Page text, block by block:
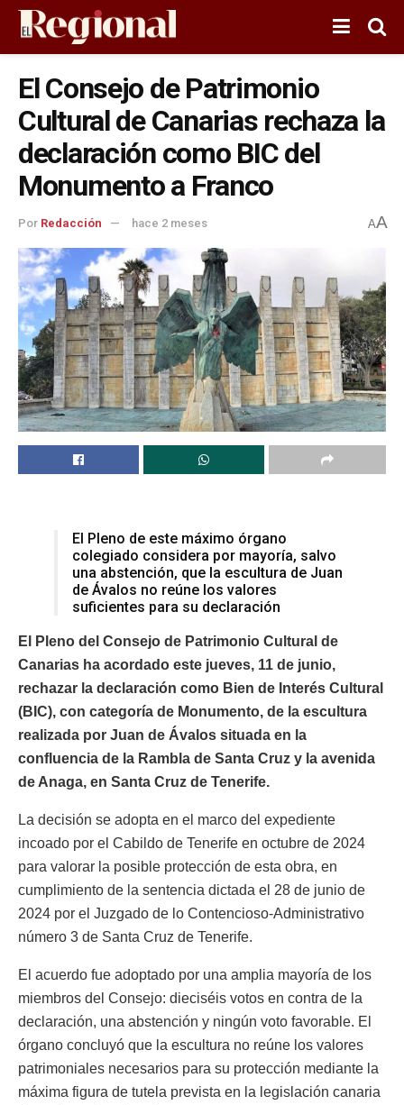
El Consejo de Patrimonio
Cultural de Canarias rechaza la
declaración como BIC del
Monumento a Franco
Por Redacción hace 2 meses AA
El Pleno de este máximo órgano
colegiado considera por mayoría, salvo
una abstención, que la escultura de Juan
de Ávalos no reúne los valores
suficientes para su declaración
El Pleno del Consejo de Patrimonio Cultural de
Canarias ha acordado este jueves, 11 de junio,
rechazar la declaración como Bien de Interés Cultural
(BIC), con categoría de Monumento, de la escultura
realizada por Juan de Ávalos situada en la
confluencia de la Rambla de Santa Cruz y la avenida
de Anaga, en Santa Cruz de Tenerife.
La decisión se adopta en el marco del expediente
incoado por el Cabildo de Tenerife en octubre de 2024
para valorar la posible protección de esta obra, en
cumplimiento de la sentencia dictada el 28 de junio de
2024 por el Juzgado de lo Contencioso-Administrativo
número 3 de Santa Cruz de Tenerife.
El acuerdo fue adoptado por una amplia mayoría de los
miembros del Consejo: dieciséis votos en contra de la
declaración, una abstención y ningún voto favorable. El
órgano concluyó que la escultura no reúne los valores
patrimoniales necesarios para su protección mediante la
máxima figura de tutela prevista en la legislación canaria